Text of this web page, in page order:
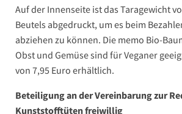
Auf der Innenseite ist das Taragewicht
Beutels abgedruckt, um es beim
abziehen zu können. Die memo Bio-
Obst und Gemüse sind für Veganer
von 7,95 Euro erhältlich.
Beteiligung an der Vereinbarung zur
Kunststofftüten freiwillig